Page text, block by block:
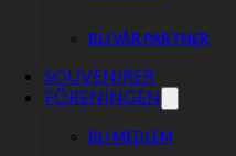
BLI VÅR PARTNER
SOUVENIRER
FÖRENINGEN
BLI MEDLEM